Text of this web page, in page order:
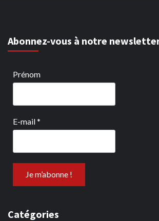
Abonnez-vous à notre
Prénom
E-mail*
Catégories